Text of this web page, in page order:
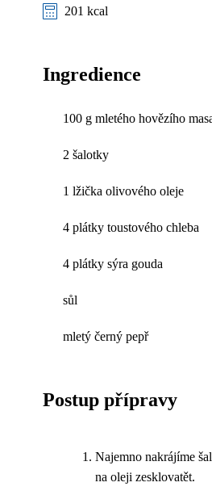
201 kcal
Ingredience
100 g mletého hovězího
2 šalotky
1 lžička olivového oleje
4 plátky toustového chleba
4 plátky sýra gouda
sůl
mletý černý pepř
Postup přípravy
Najemno nakrájíme
na oleji zesklovatět.